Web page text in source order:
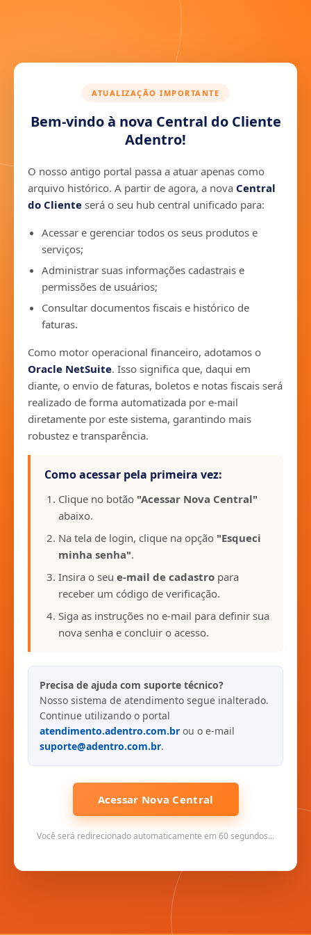
ATUALIZAÇÃO IMPORTANTE
Bem-vindo à nova Central do Cliente
Adentro!
O nosso antigo portal passa a atuar apenas como
arquivo histórico. A partir de agora, a nova Central
do Cliente será o seu hub central unificado para:
Acessar e gerenciar todos os seus produtos e
serviços;
Administrar suas informações cadastrais e
permissões de usuários;
Consultar documentos fiscais e histórico de
faturas.
Como motor operacional financeiro, adotamos o
Oracle NetSuite. Isso significa que, daqui em
diante, o envio de faturas, boletos e notas fiscais será
realizado de forma automatizada por e-mail
diretamente por este sistema, garantindo mais
robustez e transparência.
Como acessar pela primeira vez:
Clique no botão "Acessar Nova Central"
abaixo.
Na tela de login, clique na opção "Esqueci
minha senha".
Insira o seu e-mail de cadastro para
receber um código de verificação.
Siga as instruções no e-mail para definir sua
nova senha e concluir o acesso.
Precisa de ajuda com suporte técnico?
Nosso sistema de atendimento segue inalterado.
Continue utilizando o portal
atendimento.adentro.com.br ou o e-mail
suporte@adentro.com.br.
Acessar Nova Central
Você será redirecionado automaticamente em 60 segundos...